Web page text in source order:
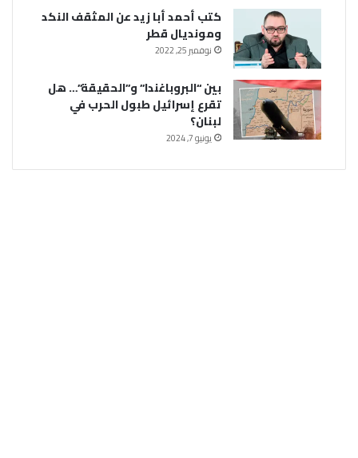
كتب أحمد أبا زيد عن المثقف النكد
ومونديال قطر
نوفمبر 25, 2022
بين “البروباغندا” و”الحقيقة”… هل
تقرع إسرائيل طبول الحرب في
لبنان؟
يونيو 7, 2024